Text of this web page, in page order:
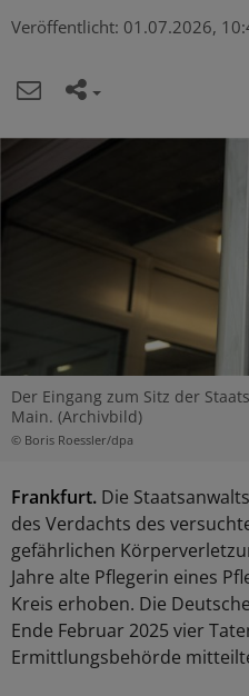
Veröffentlicht: 01.07.2026,
Der Eingang zum Sitz der
Main. (Archivbild)
© Boris Roessler/dpa
Frankfurt. Die
des Verdachts des
gefährlichen
Jahre alte Pflegerin eines
Kreis erhoben. Die
Ende Februar 2025 vier
Ermittlungsbehörde